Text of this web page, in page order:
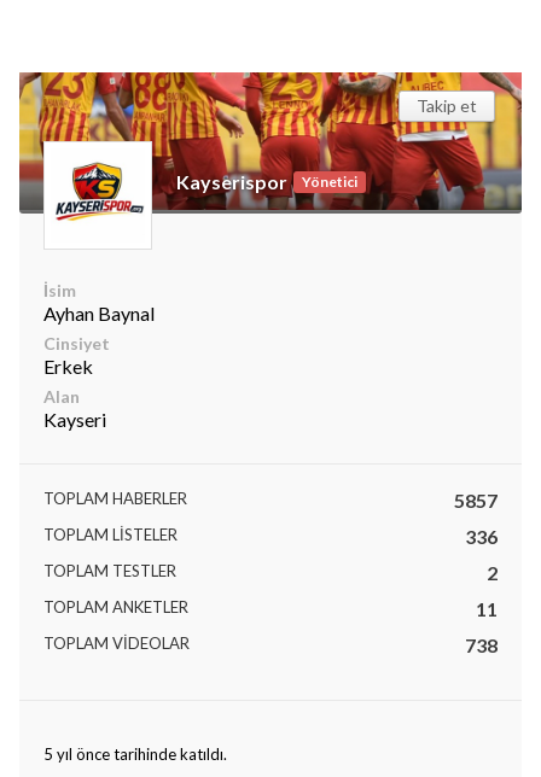
Kayserispor Yönetici
Takip et
İsim
Ayhan Baynal
Cinsiyet
Erkek
Alan
Kayseri
TOPLAM HABERLER 5857
TOPLAM LISTELER 336
TOPLAM TESTLER 2
TOPLAM ANKETLER 11
TOPLAM VIDEOLAR 738
5 yıl önce tarihinde katıldı.